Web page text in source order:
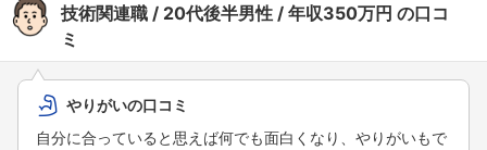
技術関連職 20代後半男性 年収350万円 の口コ
ミ
やりがいの口コミ
自分に合っていると思えば何でも面白くなり、やりがいもで